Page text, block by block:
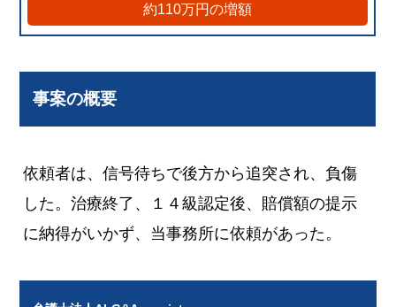
約110万円の増額
事案の概要
依頼者は、信号待ちで後方から追突され、負傷
した。治療終了、１４級認定後、賠償額の提示
に納得がいかず、当事務所に依頼があった。